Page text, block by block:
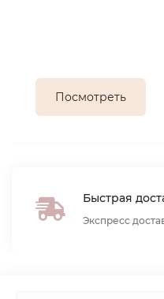
Посмотреть
Быстрая
Экспресс